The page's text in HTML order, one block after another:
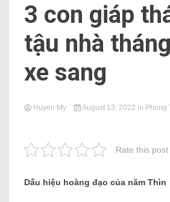
3 con giáp
tậu nhà
xe sang
Huyen My August 13, 2022 in Phong
Rate this post
Dấu hiệu hoàng đạo của năm Thìn